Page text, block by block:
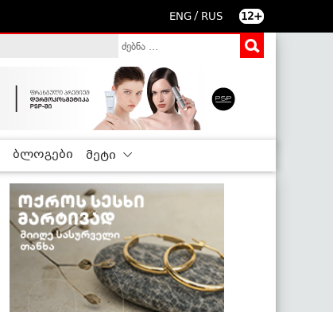
ENG / RUS 12+
ბლოგები მეტი